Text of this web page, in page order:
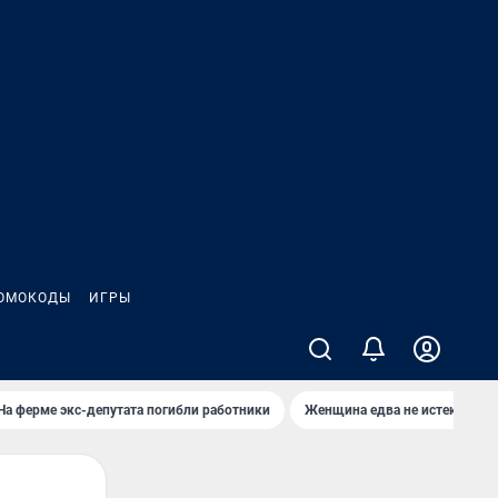
ИГРЫ
ферме экс-депутата погибли работники Женщина едва не истекла